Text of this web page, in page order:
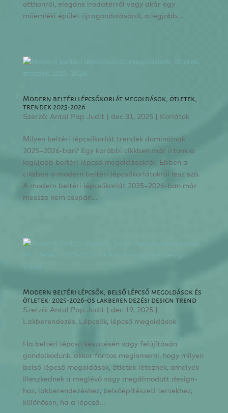
otthonról, elegáns irodatérről vagy akár egy
műemléki épület újragondolásáról, a legjobb...
Modern beltéri lépcsőkorlát megoldások, ötletek,
trendek 2025-2026
Szerző: Antal Pap Judit| dec 31, 2025 Korlátok
Milyen beltéri lépcsőkorlát trendek dominálnak
2025–2026-ban? Egy korábbi cikkben már írtunk a
legújabb beltéri lépcső megoldásokról. Ebben a
cikkben a modern beltéri lépcsőkorlátokról lesz szó.
A modern beltéri lépcsőkorlát 2025–2026-ban már
messze nem csupán...
Modern beltéri lépcsők, belső lépcső megoldások és
ötletek: 2025-2026-os lakberendezési design trend
Szerző: Antal Pap Judit| dec 19, 2025
Lakberendezés, Lépcsők, lépcső megoldások
Ha beltéri lépcső készítésén vagy felújításán
gondolkodunk, akkor fontos megismerni, hogy milyen
belső lépcső megoldások, ötletek léteznek, amelyek
illeszkednek a meglévő vagy megálmodott design-
hoz, lakberendezéshez, belsőépítészeti tervekhez,
különösen, ha a lépcső...